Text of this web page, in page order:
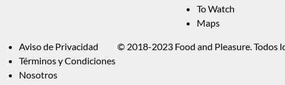
To Watch
Maps
Aviso de Privacidad
Términos y Condiciones
Nosotros
© 2018-2023 Food and Pleasure. Todos